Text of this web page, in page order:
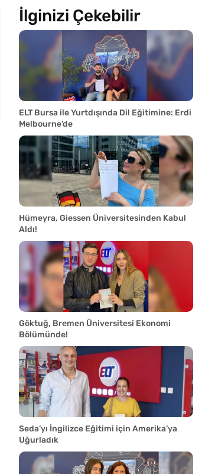
İlginizi Çekebilir
ELT Bursa ile Yurtdışında Dil Eğitimine: Erdi
Melbourne’de
Hümeyra, Giessen Üniversitesinden Kabul
Aldı!
Göktuğ, Bremen Üniversitesi Ekonomi
Bölümünde!
Seda’yı İngilizce Eğitimi için Amerika’ya
Uğurladık